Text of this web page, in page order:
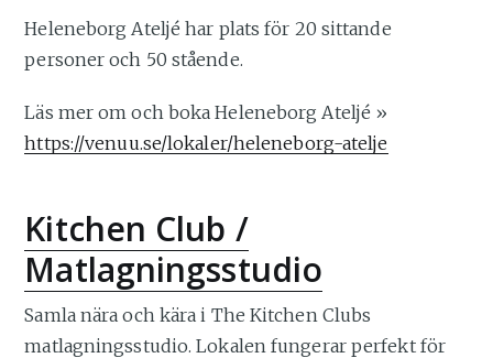
Heleneborg Ateljé har plats för 20 sittande
personer och 50 stående.
Läs mer om och boka Heleneborg Ateljé »
https://venuu.se/lokaler/heleneborg-atelje
Kitchen Club /
Matlagningsstudio
Samla nära och kära i The Kitchen Clubs
matlagningsstudio. Lokalen fungerar perfekt för